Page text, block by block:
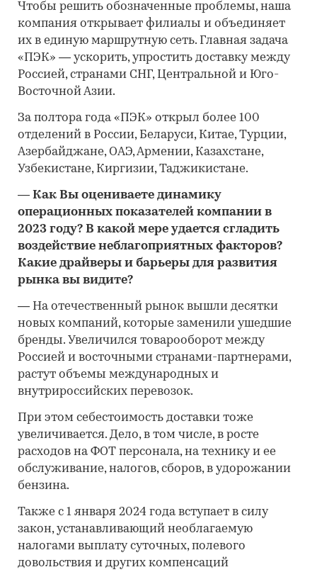
Чтобы решить обозначенные проблемы, наша
компания открывает филиалы и объединяет
их в единую маршрутную сеть. Главная задача
«ПЭК» — ускорить, упростить доставку между
Россией, странами СНГ, Центральной и Юго-
Восточной Азии.
За полтора года «ПЭК» открыл более 100
отделений в России, Беларуси, Китае, Турции,
Азербайджане, ОАЭ, Армении, Казахстане,
Узбекистане, Киргизии, Таджикистане.
— Как Вы оцениваете динамику
операционных показателей компании в
2023 году? В какой мере удается сгладить
воздействие неблагоприятных факторов?
Какие драйверы и барьеры для развития
рынка вы видите?
— На отечественный рынок вышли десятки
новых компаний, которые заменили ушедшие
бренды. Увеличился товарооборот между
Россией и восточными странами-партнерами,
растут объемы международных и
внутрироссийских перевозок.
При этом себестоимость доставки тоже
увеличивается. Дело, в том числе, в росте
расходов на ФОТ персонала, на технику и ее
обслуживание, налогов, сборов, в удорожании
бензина.
Также с 1 января 2024 года вступает в силу
закон, устанавливающий необлагаемую
налогами выплату суточных, полевого
довольствия и других компенсаций